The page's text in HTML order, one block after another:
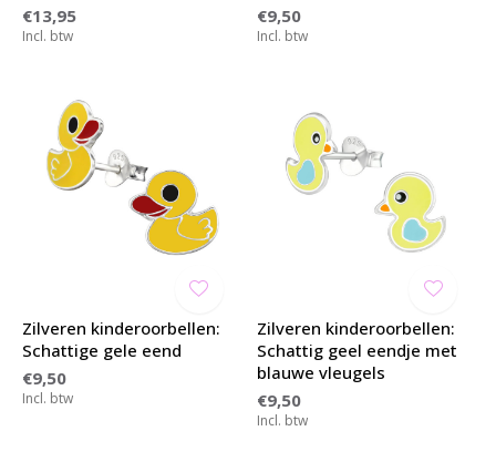
€13,95
Incl. btw
€9,50
Incl. btw
Zilveren kinderoorbellen:
Schattige gele eend
€9,50
Incl. btw
Zilveren kinderoorbellen:
Schattig geel eendje met
blauwe vleugels
€9,50
Incl. btw